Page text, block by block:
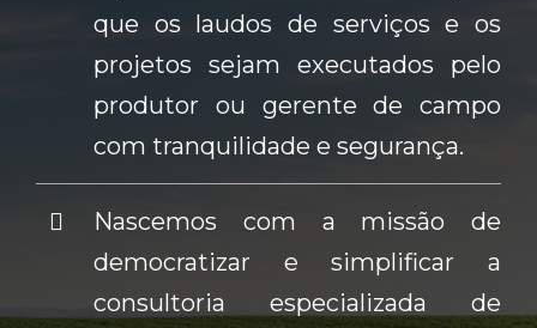
que os laudos de serviços e os
projetos sejam executados pelo
produtor ou gerente de campo
com tranquilidade e segurança.
Nascemos com a missão de
democratizar e simplificar a
consultoria especializada de